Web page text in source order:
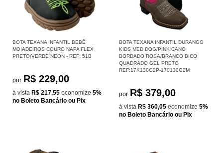
BOTA TEXANA INFANTIL BEBÊ
MOIADEIROS COURO NAPA FLEX
PRETO/VERDE NEON - REF: 51B
por R$ 229,00
à vista R$ 217,55 economize 5%
no Boleto Bancário ou Pix
BOTA TEXANA INFANTIL DURANGO
KIDS MED DOG/PINK CANO
BORDADO ROSA/BRANCO BICO
QUADRADO GEL PRETO
REF:17K130G2P-170130G2M
por R$ 379,00
à vista R$ 360,05 economize 5%
no Boleto Bancário ou Pix